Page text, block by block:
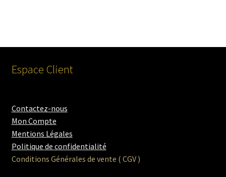
Espace Client
Contactez-nous
Mon Compte
Mentions Légales
Politique de confidentialité
Conditions Générales de vente ( CGV )